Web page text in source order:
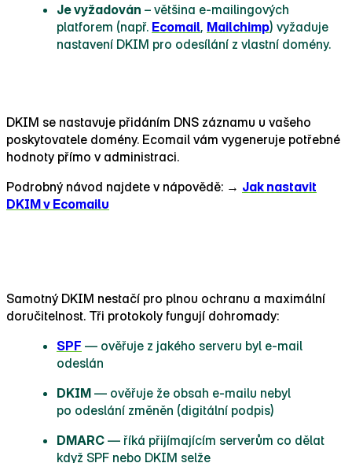
Je vyžadován – většina e‑mailingových
platforem (např. Ecomail, Mailchimp) vyžaduje
nastavení DKIM pro odesílání z vlastní domény.
DKIM se nastavuje přidáním DNS záznamu u vašeho
poskytovatele domény. Ecomail vám vygeneruje potřebné
hodnoty přímo v administraci.
Podrobný návod najdete v nápovědě: → Jak nastavit
DKIM v Ecomailu
Samotný DKIM nestačí pro plnou ochranu a maximální
doručitelnost. Tři protokoly fungují dohromady:
SPF — ověřuje z jakého serveru byl e‑mail
odeslán
DKIM — ověřuje že obsah e‑mailu nebyl
po odeslání změněn (digitální podpis)
DMARC — říká přijímajícím serverům co dělat
když SPF nebo DKIM selže